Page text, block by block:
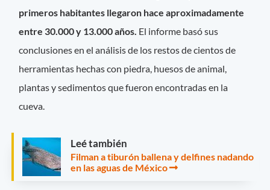
primeros habitantes llegaron hace aproximadamente
entre 30.000 y 13.000 años. El informe basó sus
conclusiones en el análisis de los restos de cientos de
herramientas hechas con piedra, huesos de animal,
plantas y sedimentos que fueron encontradas en la
cueva.
Leé también
Filman a tiburón ballena y delfines nadando
en las aguas de México